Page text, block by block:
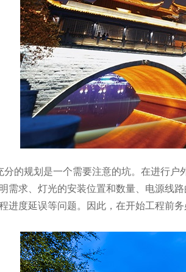
分的规划是一个需要注意的坑。在进行
需求、灯光的安装位置和数量、电源线
进度延误等问题。因此，在开始工程前务